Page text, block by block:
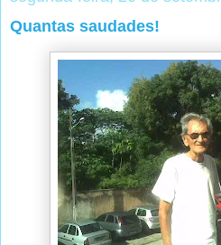
Quantas saudades!